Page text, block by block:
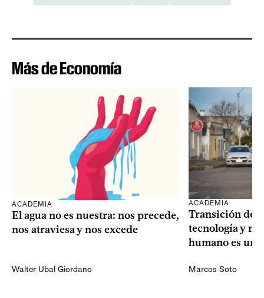
Más de Economía
ACADEMIA
El agua no es nuestra: nos precede,
nos atraviesa y nos excede
Walter Ubal Giordano
ACADEMIA
Transición
tecnología y
humano es
Marcos Soto